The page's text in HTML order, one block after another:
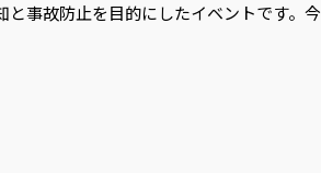
事故防止を目的にしたイベントです。今